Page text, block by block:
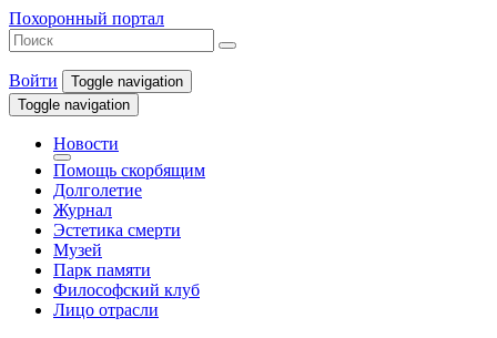
Похоронный портал
Войти
Toggle navigation
Toggle navigation
Новости
Помощь скорбящим
Долголетие
Журнал
Эстетика смерти
Музей
Парк памяти
Философский клуб
Лицо отрасли